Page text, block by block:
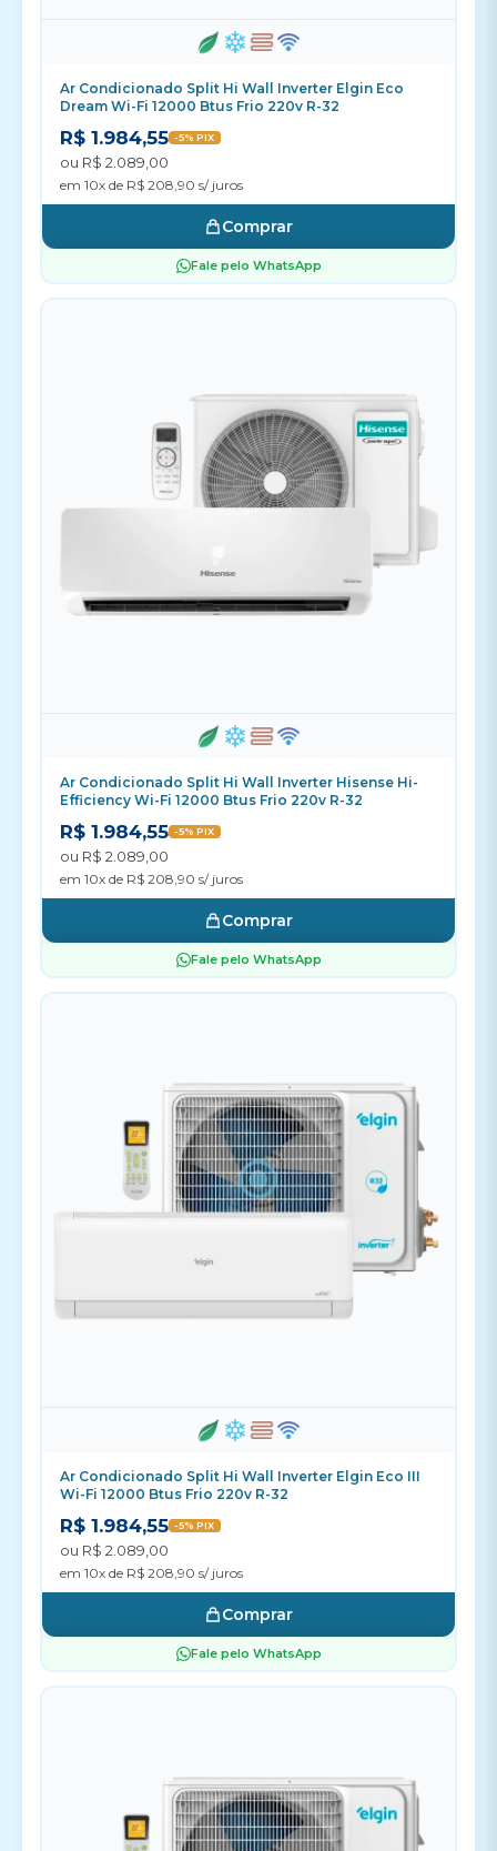
Ar Condicionado Split Hi Wall Inverter Elgin Eco
Dream Wi-Fi 12000 Btus Frio 220v R-32
R$ 1.984,55 -5% PIX
ou R$ 2.089,00
em 10x de R$ 208,90 s/ juros
Comprar
Fale pelo WhatsApp
Ar Condicionado Split Hi Wall Inverter Hisense Hi-
Efficiency Wi-Fi 12000 Btus Frio 220v R-32
R$ 1.984,55 -5% PIX
ou R$ 2.089,00
em 10x de R$ 208,90 s/ juros
Comprar
Fale pelo WhatsApp
Ar Condicionado Split Hi Wall Inverter Elgin Eco III
Wi-Fi 12000 Btus Frio 220v R-32
R$ 1.984,55 -5% PIX
ou R$ 2.089,00
em 10x de R$ 208,90 s/ juros
Comprar
Fale pelo WhatsApp